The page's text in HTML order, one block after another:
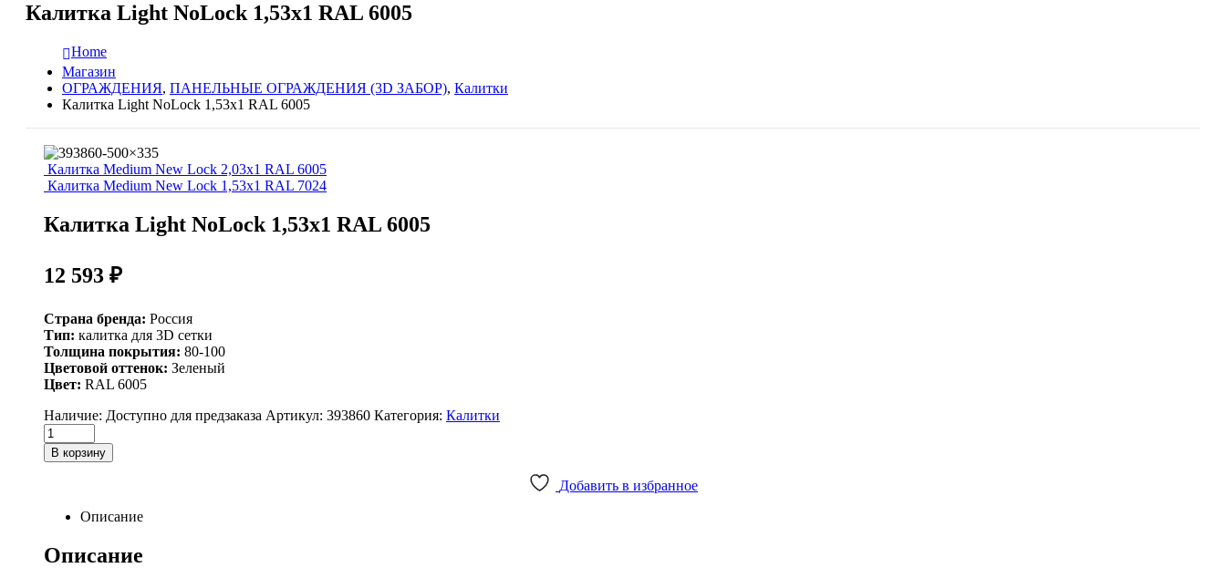
Калитка Light NoLock 1,53х1 RAL 6005
Home
Магазин
ОГРАЖДЕНИЯ, ПАНЕЛЬНЫЕ ОГРАЖДЕНИЯ (3D ЗАБОР), Калитки
Калитка Light NoLock 1,53х1 RAL 6005
Калитка Medium New Lock 2,03х1 RAL 6005
Калитка Medium New Lock 1,53х1 RAL 7024
Калитка Light NoLock 1,53х1 RAL 6005
12 593 ₽
Страна бренда: Россия
Тип: калитка для 3D сетки
Толщина покрытия: 80-100
Цветовой оттенок: Зеленый
Цвет: RAL 6005
Наличие: Доступно для предзаказа Артикул: 393860 Категория: Калитки
Калитка
Light
NoLock
6005
В корзину
Добавить в избранное
Описание
Описание